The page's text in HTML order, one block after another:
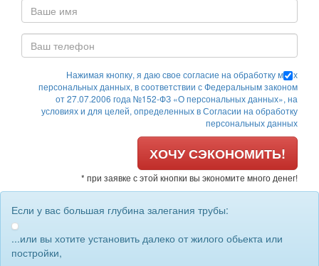
Нажимая кнопку, я даю свое согласие на обработку моих
персональных данных, в соответствии с Федеральным законом
от 27.07.2006 года №152-ФЗ «О персональных данных», на
условиях и для целей, определенных в Согласии на обработку
персональных данных
ХОЧУ СЭКОНОМИТЬ!
* при заявке с этой кнопки вы экономите много денег!
Если у вас большая глубина залегания трубы:
...или вы хотите установить далеко от жилого обьекта или
постройки,